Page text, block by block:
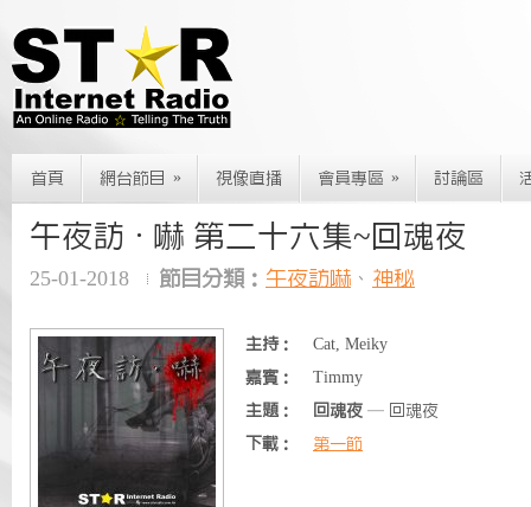
首頁 網台節目 » 視像直播 會員專區 » 討論區
午夜訪 · 嚇 第二十六集~回魂夜
25-01-2018 節目分類： 午夜訪嚇 、 神秘
主持：
Cat, Meiky
嘉賓：
Timmy
主題：
回魂夜 — 回魂夜
下載：
第一節